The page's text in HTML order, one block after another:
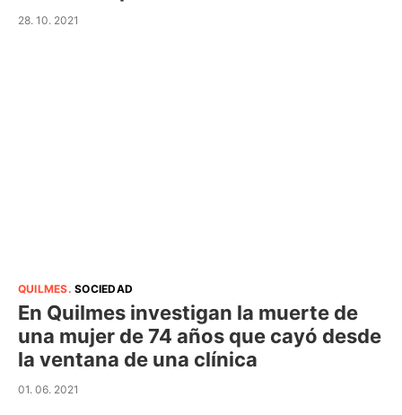
28. 10. 2021
QUILMES.SOCIEDAD
En Quilmes investigan la muerte de
una mujer de 74 años que cayó desde
la ventana de una clínica
01. 06. 2021